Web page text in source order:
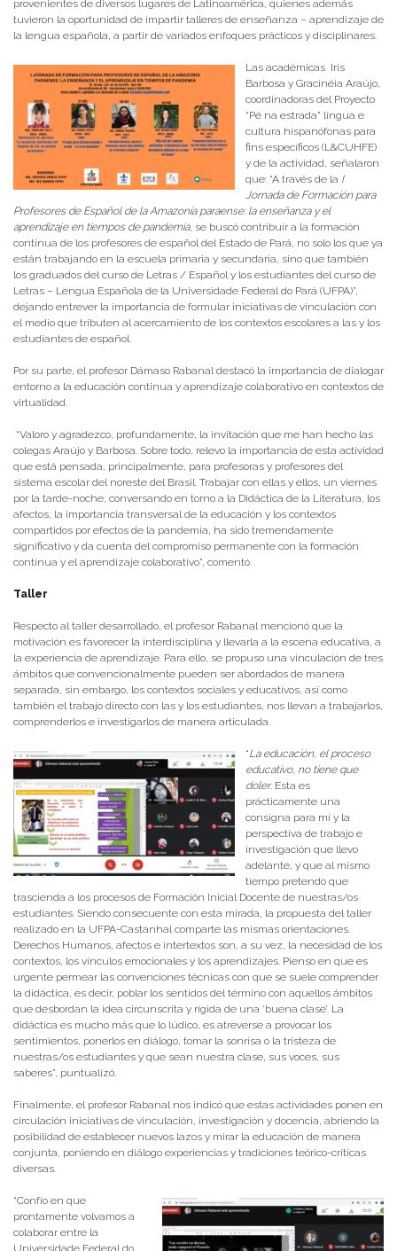
provenientes de diversos lugares de Latinoamérica, quienes además
tuvieron la oportunidad de impartir talleres de enseñanza – aprendizaje de
la lengua española, a partir de variados enfoques prácticos y disciplinares.
Las académicas Iris
Barbosa y Gracinéia Araújo,
coordinadoras del Proyecto
“Pé na estrada” língua e
cultura hispanófonas para
fins específicos (L&CUHFE)
y de la actividad, señalaron
que: “A través de la I
Jornada de Formación para
Profesores de Español de la Amazonía paraense: la enseñanza y el
aprendizaje en tiempos de pandemia, se buscó contribuir a la formación
continua de los profesores de español del Estado de Pará, no solo los que ya
están trabajando en la escuela primaria y secundaria, sino que también
los graduados del curso de Letras / Español y los estudiantes del curso de
Letras – Lengua Española de la Universidade Federal do Pará (UFPA)”,
dejando entrever la importancia de formular iniciativas de vinculación con
el medio que tributen al acercamiento de los contextos escolares a las y los
estudiantes de español.
Por su parte, el profesor Dámaso Rabanal destacó la importancia de dialogar
entorno a la educación continua y aprendizaje colaborativo en contextos de
virtualidad.
“Valoro y agradezco, profundamente, la invitación que me han hecho las
colegas Araújo y Barbosa. Sobre todo, relevo la importancia de esta actividad
que está pensada, principalmente, para profesoras y profesores del
sistema escolar del noreste del Brasil. Trabajar con ellas y ellos, un viernes
por la tarde-noche, conversando en torno a la Didáctica de la Literatura, los
afectos, la importancia transversal de la educación y los contextos
compartidos por efectos de la pandemia, ha sido tremendamente
significativo y da cuenta del compromiso permanente con la formación
continua y el aprendizaje colaborativo”, comentó.
Taller
Respecto al taller desarrollado, el profesor Rabanal mencionó que la
motivación es favorecer la interdisciplina y llevarla a la escena educativa, a
la experiencia de aprendizaje. Para ello, se propuso una vinculación de tres
ámbitos que convencionalmente pueden ser abordados de manera
separada, sin embargo, los contextos sociales y educativos, así como
también el trabajo directo con las y los estudiantes, nos llevan a trabajarlos,
comprenderlos e investigarlos de manera articulada.
“La educación, el proceso
educativo, no tiene que
doler. Esta es
prácticamente una
consigna para mí y la
perspectiva de trabajo e
investigación que llevo
adelante, y que al mismo
tiempo pretendo que
trascienda a los procesos de Formación Inicial Docente de nuestras/os
estudiantes. Siendo consecuente con esta mirada, la propuesta del taller
realizado en la UFPA-Castanhal comparte las mismas orientaciones.
Derechos Humanos, afectos e intertextos son, a su vez, la necesidad de los
contextos, los vínculos emocionales y los aprendizajes. Pienso en que es
urgente permear las convenciones técnicas con que se suele comprender
la didáctica, es decir, poblar los sentidos del término con aquellos ámbitos
que desbordan la idea circunscrita y rígida de una ‘buena clase’. La
didáctica es mucho más que lo lúdico, es atreverse a provocar los
sentimientos, ponerlos en diálogo, tomar la sonrisa o la tristeza de
nuestras/os estudiantes y que sean nuestra clase, sus voces, sus
saberes”, puntualizó.
Finalmente, el profesor Rabanal nos indicó que estas actividades ponen en
circulación iniciativas de vinculación, investigación y docencia, abriendo la
posibilidad de establecer nuevos lazos y mirar la educación de manera
conjunta, poniendo en diálogo experiencias y tradiciones teórico-críticas
diversas.
“Confío en que
prontamente volvamos a
colaborar entre la
Universidade Federal do